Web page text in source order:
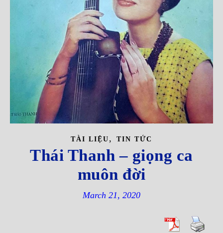
TÀI LIỆU , TIN TỨC
Thái Thanh – giọng ca
muôn đời
March 21, 2020